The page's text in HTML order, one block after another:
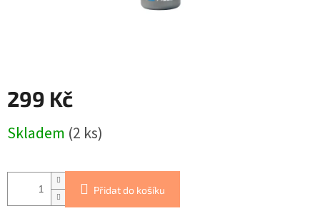
299 Kč
cena:
Skladem (2 ks)
Přidat do košíku